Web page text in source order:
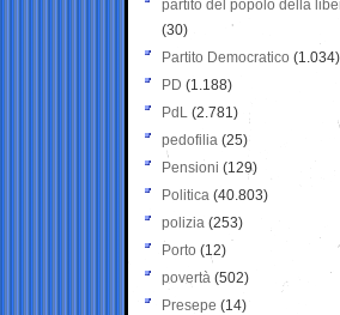
partito del popolo della
(30)
Partito Democratico (1.034)
PD (1.188)
PdL (2.781)
pedofilia (25)
Pensioni (129)
Politica (40.803)
polizia (253)
Porto (12)
povertà (502)
Presepe (14)